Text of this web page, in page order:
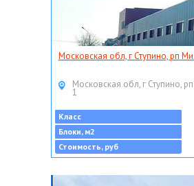
Московская обл, г Ступино, рп
Московская обл, г Ступино,
1
Класс
Блоки, м2
Стоимость, руб